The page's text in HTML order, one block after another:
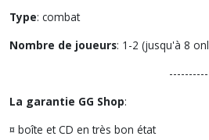
Type: combat
Nombre de joueurs: 1-2 (jusqu'à 8
La garantie GG Shop:
¤ boîte et CD en très bon état